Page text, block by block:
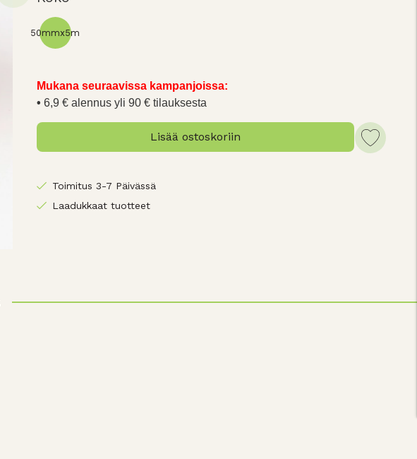
50mmx5m
Mukana seuraavissa kampanjoissa:
6,9 € alennus yli 90 € tilauksesta
Lisää ostoskoriin
Toimitus 3-7 Päivässä
Laadukkaat tuotteet